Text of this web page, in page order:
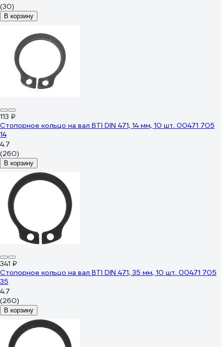
(30)
В корзину
113 ₽
Стопорное кольцо на вал BTI DIN 471, 14 мм, 10 шт. 00471 705
14
4.7
(260)
В корзину
341 ₽
Стопорное кольцо на вал BTI DIN 471, 35 мм, 10 шт. 00471 705
35
4.7
(260)
В корзину